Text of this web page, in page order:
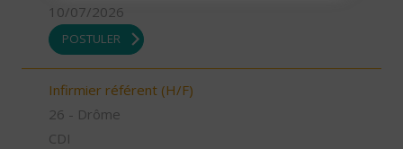
10/07/2026
POSTULER
Infirmier référent (H/F)
26 - Drôme
CDI